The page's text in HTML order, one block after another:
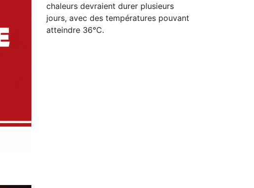
chaleurs devraient durer plusieurs
jours, avec des températures pouvant
atteindre 36°C.